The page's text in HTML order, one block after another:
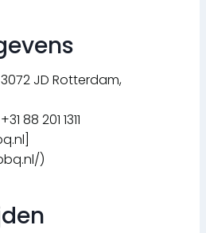
JD Rotterdam,
+31 88 201 1311
)